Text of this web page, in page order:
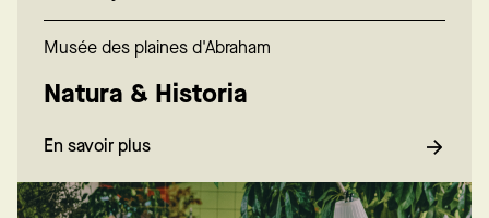
Musée des plaines d'Abraham
Natura & Historia
En savoir plus